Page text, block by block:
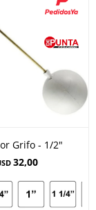
Grifo - 1/2"
32,00